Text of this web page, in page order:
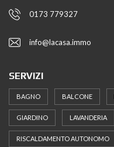
0173 779327
info@lacasa.immo
SERVIZI
BAGNO BALCONE
GIARDINO LAVANDERIA
RISCALDAMENTO AUTONOMO